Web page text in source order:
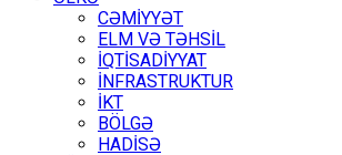
CƏMİYYƏT
ELM VƏ TƏHSİL
İQTİSADİYYAT
İNFRASTRUKTUR
İKT
BÖLGƏ
HADİSƏ